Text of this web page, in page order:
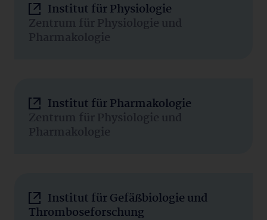
Institut für Physiologie
Zentrum für Physiologie und
Pharmakologie
Institut für Pharmakologie
Zentrum für Physiologie und
Pharmakologie
Institut für Gefäßbiologie und
Thromboseforschung